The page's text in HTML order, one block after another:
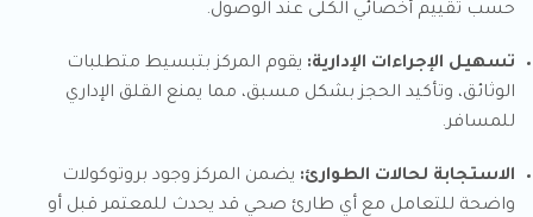
حسب تقييم أخصائي الكلى عند الوصول.
تسهيل الإجراءات الإدارية: يقوم المركز بتبسيط متطلبات
الوثائق، وتأكيد الحجز بشكل مسبق، مما يمنع القلق الإداري
للمسافر.
الاستجابة لحالات الطوارئ: يضمن المركز وجود بروتوكولات
واضحة للتعامل مع أي طارئ صحي قد يحدث للمعتمر قبل أو